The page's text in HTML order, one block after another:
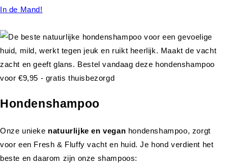
In de Mand!
Hondenshampoo
Onze unieke natuurlijke en vegan hondenshampoo, zorgt
voor een Fresh & Fluffy vacht en huid. Je hond verdient het
beste en daarom zijn onze shampoos: